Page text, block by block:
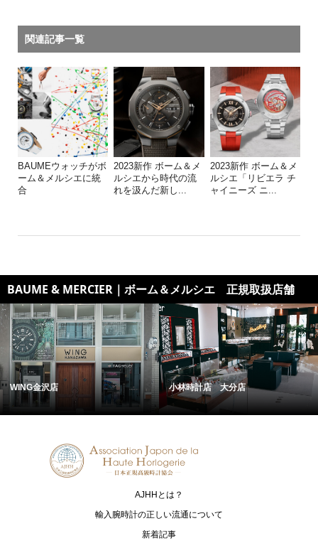
関連記事一覧
BAUMEウォッチがボ
ーム＆メルシエに統
合
2023新作 ボーム＆メ
ルシエから時代の流
れを汲んだ新し...
2023新作 ボーム＆メ
ルシエ「リビエラ チ
ャイニーズ ニ...
BAUME & MERCIER｜ボーム＆メルシエ 正規取扱店舗
WING金沢店 小林時計店 大分店
AJHHとは？
輸入腕時計の正しい流通について
新着記事